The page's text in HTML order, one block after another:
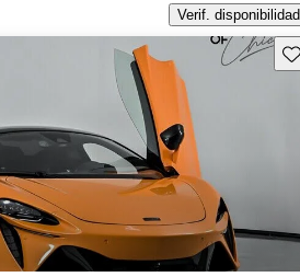
Verif. disponibilidad